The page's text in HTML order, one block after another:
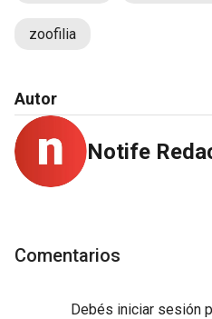
zoofilia
Autor
Notife
Comentarios
Debés iniciar sesión